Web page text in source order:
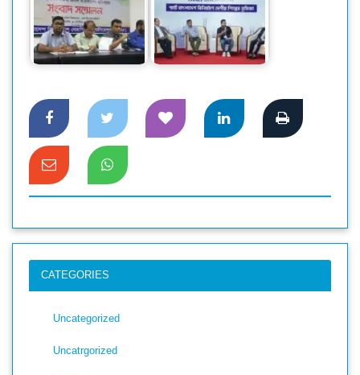
ফিজিওথেরাপি
চিকিৎসকদের বিরুদ্ধে
আপত্তিকর বক্তব্যের…
স্মার্ট বাংলাদেশ বিনির্মাণে
‘সেন্ট্রাল ফোরাম’ গঠনের
আহ্বান
CATEGORIES
Uncategorized
Uncatrgorized